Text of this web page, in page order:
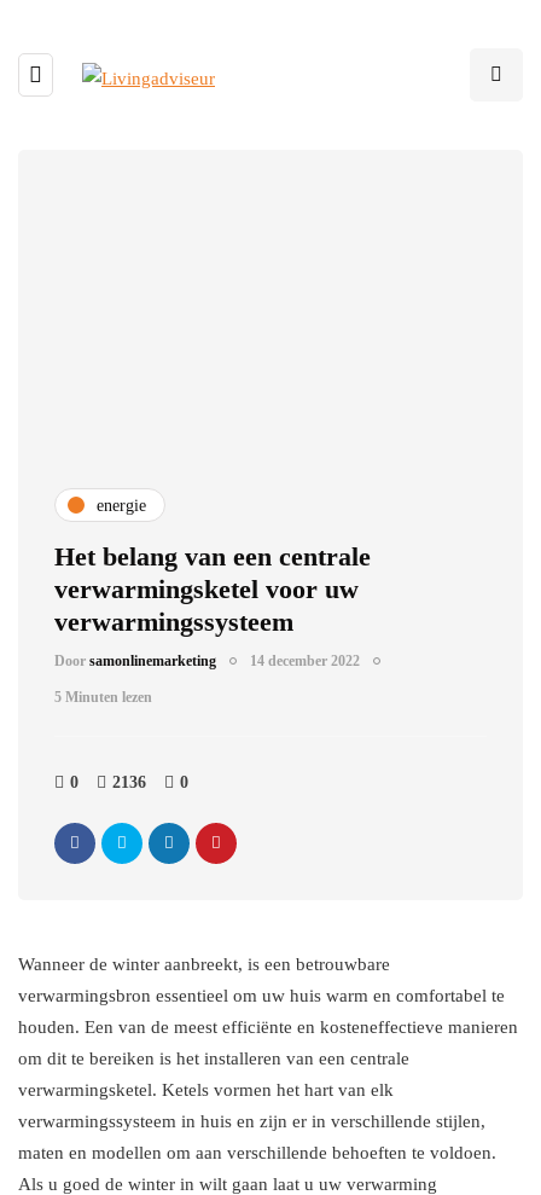
energie
Het belang van een centrale
verwarmingsketel voor uw
verwarmingssysteem
Door samonlinemarketing 14 december 2022
5 Minuten lezen
0 2136 0
Wanneer de winter aanbreekt, is een betrouwbare
verwarmingsbron essentieel om uw huis warm en comfortabel te
houden. Een van de meest efficiënte en kosteneffectieve manieren
om dit te bereiken is het installeren van een centrale
verwarmingsketel. Ketels vormen het hart van elk
verwarmingssysteem in huis en zijn er in verschillende stijlen,
maten en modellen om aan verschillende behoeften te voldoen.
Als u goed de winter in wilt gaan laat u uw verwarming